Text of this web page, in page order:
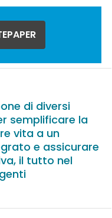
di diversi
semplificare la
vita a un
e assicurare
il tutto nel